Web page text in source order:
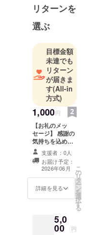
ほら迷惑を
かけてま
す。
があって何
とか生き活
き息してま
す。
HARA family
のア・ル・
ジをどうぞ
よろしくお
願いしま
す。
リターンを
選ぶ
目標金額
未達でも
リターン
が届きま
す(All-in
方式)
1,000円
【お礼のメッ
セージ】 感謝の
気持ちを込め
て、お礼のを
メッセージと新
商品のパンフ
レットをお送り
します。 (三つ折
りメッセージ・
支援者：0人
お届け予定：
2026年06月
詳細を見る
こ
の
リ
タ
ー
ン
を
選
択
す
る
5,0
00 円